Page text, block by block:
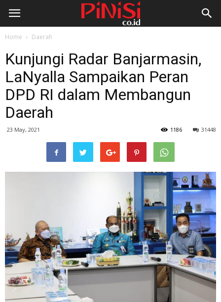
Home Daerah
Kunjungi Radar Banjarmasin,
LaNyalla Sampaikan Peran
DPD RI dalam Membangun
Daerah
23 May, 2021 31448
1186